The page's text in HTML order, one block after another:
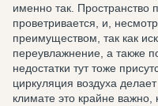
именно так. Пространство
проветривается, и,
преимуществом, так как
переувлажнение, а также
недостатки тут тоже
циркуляция воздуха
климате это крайне